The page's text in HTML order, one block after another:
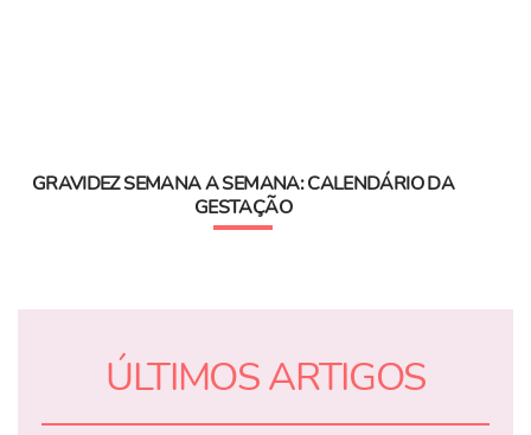
GRAVIDEZ SEMANA A SEMANA: CALENDÁRIO DA
GESTAÇÃO
ÚLTIMOS ARTIGOS